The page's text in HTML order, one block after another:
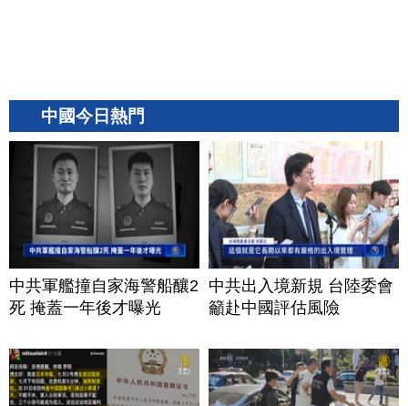
中國今日熱門
中共軍艦撞自家海警船釀2
死 掩蓋一年後才曝光
中共出入境新規 台陸委會
籲赴中國評估風險